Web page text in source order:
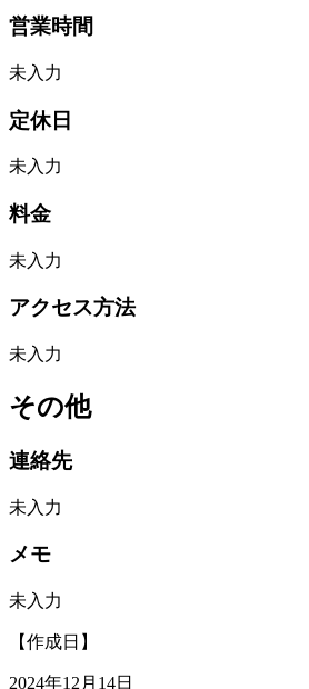
営業時間
未入力
定休日
未入力
料金
未入力
アクセス方法
未入力
その他
連絡先
未入力
メモ
未入力
【作成日】
2024年12月14日